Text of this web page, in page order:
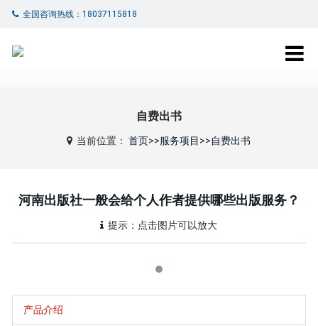
全国咨询热线：18037115818
自费出书
当前位置：首页>>服务项目 >>自费出书
河南出版社一般会给个人作者提供哪些出版服务？
提示：点击图片可以放大
产品介绍